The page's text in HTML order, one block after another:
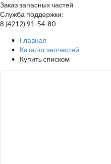
Заказ запасных частей
Служба поддержки:
8 (4212) 91-54-80
Главная
Каталог запчастей
Купить списком